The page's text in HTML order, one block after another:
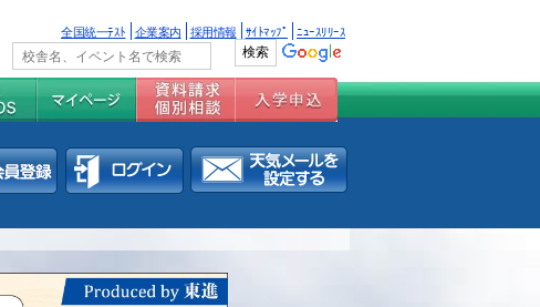
全国統一ﾃｽﾄ 企業案内 採用情報 ｻｲﾄﾏｯﾌﾟ ﾆｭｰｽﾘﾘｰｽ